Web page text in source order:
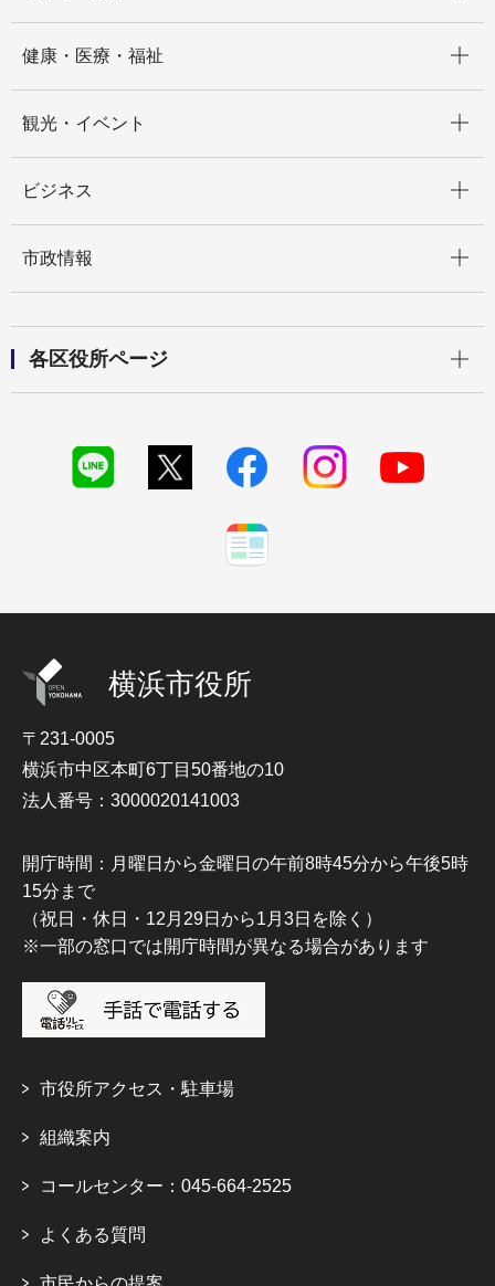
健康・医療・福祉
観光・イベント
ビジネス
市政情報
各区役所ページ
横浜市役所
〒231-0005
横浜市中区本町6丁目50番地の10
法人番号：3000020141003
開庁時間：月曜日から金曜日の午前8時45分から午後5時
15分まで
（祝日・休日・12月29日から1月3日を除く）
※一部の窓口では開庁時間が異なる場合があります
市役所アクセス・駐車場
組織案内
コールセンター：045-664-2525
よくある質問